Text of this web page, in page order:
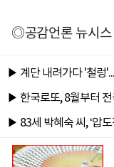
◎공감언론 뉴시스